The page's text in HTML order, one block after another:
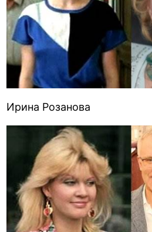
Ирина Розанова